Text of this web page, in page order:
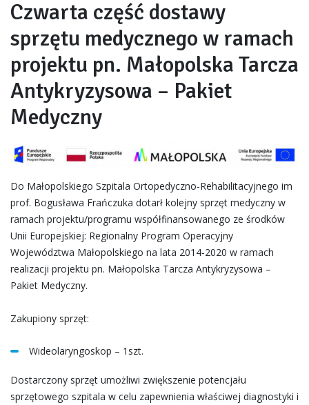
Czwarta część dostawy
sprzętu medycznego w ramach
projektu pn. Małopolska Tarcza
Antykryzysowa – Pakiet
Medyczny
Do Małopolskiego Szpitala Ortopedyczno-Rehabilitacyjnego im
prof. Bogusława Frańczuka dotarł kolejny sprzęt medyczny w
ramach projektu/programu współfinansowanego ze środków
Unii Europejskiej: Regionalny Program Operacyjny
Województwa Małopolskiego na lata 2014-2020 w ramach
realizacji projektu pn. Małopolska Tarcza Antykryzysowa –
Pakiet Medyczny.
Zakupiony sprzęt:
Wideolaryngoskop – 1szt.
Dostarczony sprzęt umożliwi zwiększenie potencjału
sprzętowego szpitala w celu zapewnienia właściwej diagnostyki i